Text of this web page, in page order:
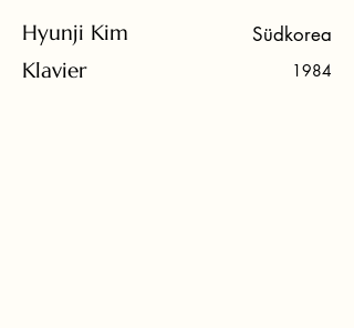
Hyunji Kim Südkorea
Klavier 1984